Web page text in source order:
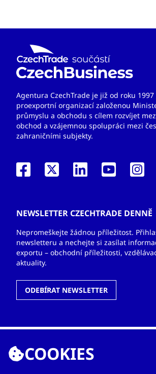
Agentura CzechTrade je již od roku
proexportní organizací založenou
průmyslu a obchodu s cílem rozvíjet
obchod a vzájemnou spolupráci mezi
zahraničními subjekty.
NEWSLETTER CZECHTRADE DENNĚ
Nepromeškejte žádnou příležitost.
newsletteru a nechejte si zasílat
exportu – obchodní příležitosti,
aktuality.
ODEBÍRAT NEWSLETTER
ODKAZY
COOKIES